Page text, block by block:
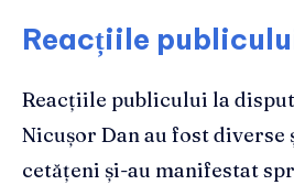
Reacțiile
Reacțiile publicului la
Nicușor Dan au fost
cetățeni și-au manifestat